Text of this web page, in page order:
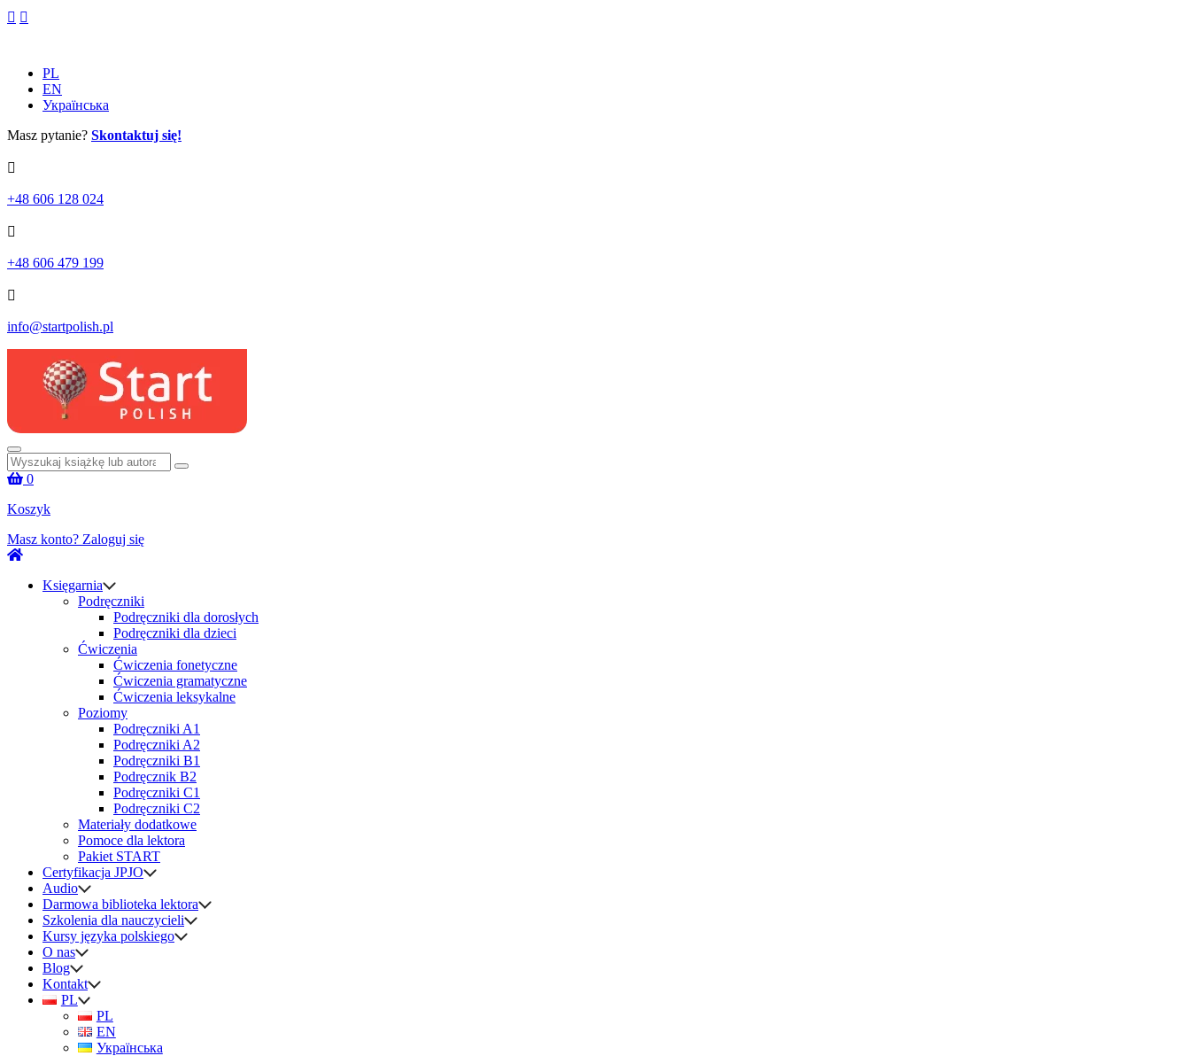
Skip
PL
EN
Українська
Masz pytanie? Skontaktuj się!
+48 606 128 024
+48 606 479 199
info@startpolish.pl
Szukaj:
0
Koszyk
Masz konto? Zaloguj się
Księgarnia
Podręczniki
Podręczniki dla dorosłych
Podręczniki dla dzieci
Ćwiczenia
Ćwiczenia fonetyczne
Ćwiczenia gramatyczne
Ćwiczenia leksykalne
Poziomy
Podręczniki A1
Podręczniki A2
Podręczniki B1
Podręcznik B2
Podręczniki C1
Podręczniki C2
Materiały dodatkowe
Pomoce dla lektora
Pakiet START
Certyfikacja JPJO
Audio
Darmowa biblioteka lektora
Szkolenia dla nauczycieli
Kursy języka polskiego
O nas
Blog
Kontakt
PL
PL
EN
Українська